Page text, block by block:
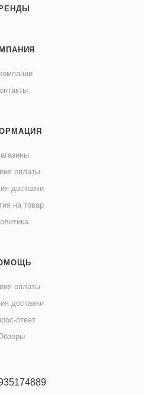
оплаты
доставки
на товар
оплаты
доставки
ответ